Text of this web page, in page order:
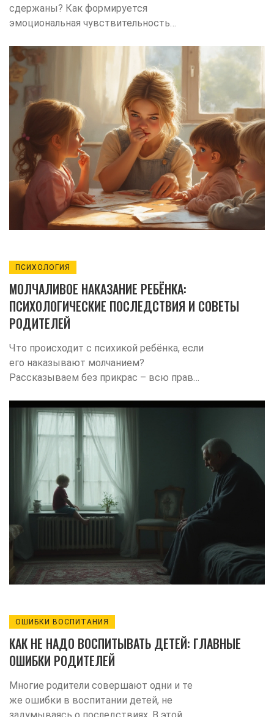
сдержаны? Как формируется
эмоциональная чувствительность
малыш всё близко к сердцу принимает?
ПСИХОЛОГИЯ
МОЛЧАЛИВОЕ НАКАЗАНИЕ РЕБЁНКА:
ПСИХОЛОГИЧЕСКИЕ ПОСЛЕДСТВИЯ И СОВЕТЫ
РОДИТЕЛЕЙ
Что происходит с психикой ребёнка, если
его наказывают молчанием?
Рассказываем без прикрас – всю правду
способах общения.
ОШИБКИ ВОСПИТАНИЯ
КАК НЕ НАДО ВОСПИТЫВАТЬ ДЕТЕЙ: ГЛАВНЫЕ
ОШИБКИ РОДИТЕЛЕЙ
Многие родители совершают одни и те
же ошибки в воспитании детей, не